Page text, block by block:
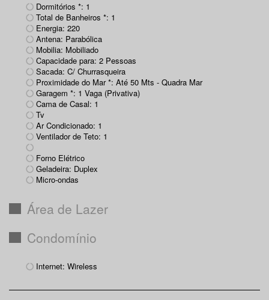
Dormitórios *: 1
Total de Banheiros *: 1
Energia: 220
Antena: Parabólica
Mobilia: Mobiliado
Capacidade para: 2 Pessoas
Sacada: C/ Churrasqueira
Proximidade do Mar *: Até 50 Mts - Quadra Mar
Garagem *: 1 Vaga (Privativa)
Cama de Casal: 1
Tv
Ar Condicionado: 1
Ventilador de Teto: 1
Forno Elétrico
Geladeira: Duplex
Micro-ondas
Área de Lazer
Condomínio
Internet: Wireless